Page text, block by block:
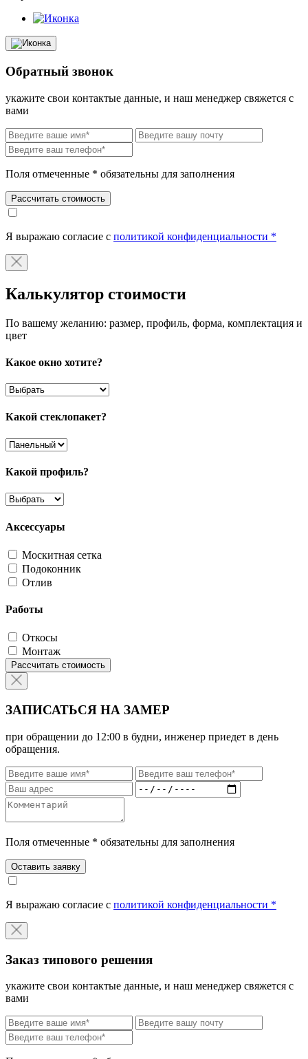
Обратный звонок
укажите свои контактые данные, и наш менеджер свяжется с
вами
Поля отмеченные * обязательны для заполнения
Рассчитать стоимость
Я выражаю согласие с политикой конфиденциальности *
Калькулятор стоимости
По вашему желанию: размер, профиль, форма, комплектация и
цвет
Какое окно хотите?
Какой стеклопакет?
Какой профиль?
Аксессуары
Москитная сетка
Подоконник
Отлив
Работы
Откосы
Монтаж
Рассчитать стоимость
ЗАПИСАТЬСЯ НА ЗАМЕР
при обращении до 12:00 в будни, инженер приедет в день
обращения.
Поля отмеченные * обязательны для заполнения
Оставить заявку
Я выражаю согласие с политикой конфиденциальности *
Заказ типового решения
укажите свои контактые данные, и наш менеджер свяжется с
вами